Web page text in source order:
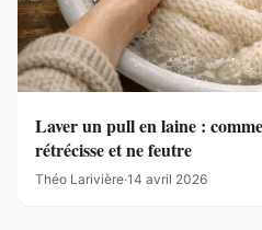
Laver un pull en laine :
rétrécisse et ne feutre
Théo Larivière·14 avril 2026